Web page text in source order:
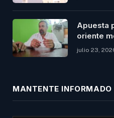
Apuesta
oriente
julio 23,
MANTENTE INFORMADO